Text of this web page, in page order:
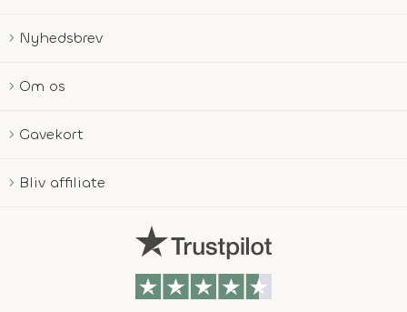
Nyhedsbrev
Om os
Gavekort
Bliv affiliate